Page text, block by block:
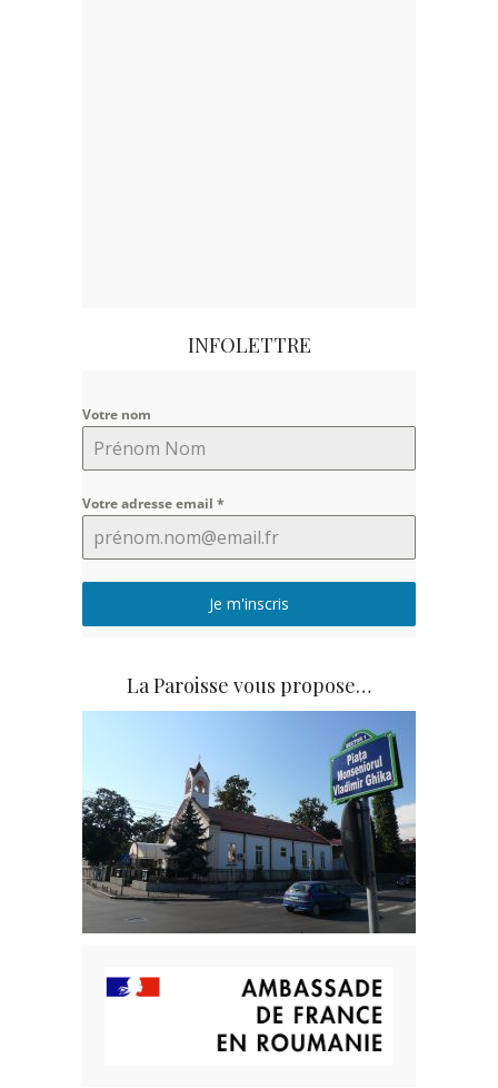
INFOLETTRE
Votre nom
Votre adresse email *
Je m'inscris
La Paroisse vous propose…